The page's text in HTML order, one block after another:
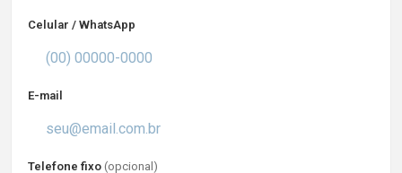
Celular / WhatsApp
E-mail
Telefone fixo (opcional)